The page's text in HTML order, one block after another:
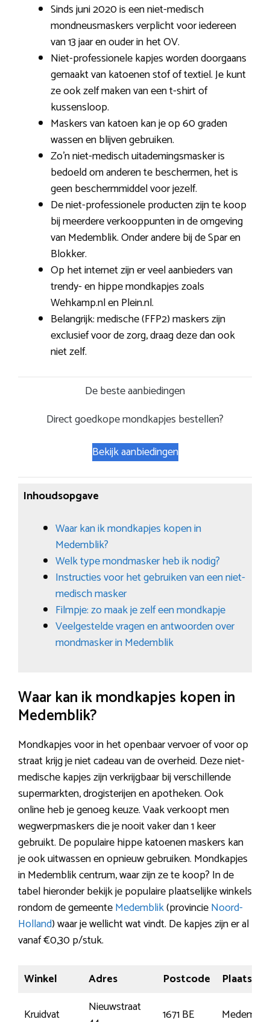
Sinds juni 2020 is een niet-medisch
mondneusmaskers verplicht voor iedereen
van 13 jaar en ouder in het OV.
Niet-professionele kapjes worden doorgaans
gemaakt van katoenen stof of textiel. Je kunt
ze ook zelf maken van een t-shirt of
kussensloop.
Maskers van katoen kan je op 60 graden
wassen en blijven gebruiken.
Zo’n niet-medisch uitademingsmasker is
bedoeld om anderen te beschermen, het is
geen beschermmiddel voor jezelf.
De niet-professionele producten zijn te koop
bij meerdere verkooppunten in de omgeving
van Medemblik. Onder andere bij de Spar en
Blokker.
Op het internet zijn er veel aanbieders van
trendy- en hippe mondkapjes zoals
Wehkamp.nl en Plein.nl.
Belangrijk: medische (FFP2) maskers zijn
exclusief voor de zorg, draag deze dan ook
niet zelf.
De beste aanbiedingen
Direct goedkope mondkapjes bestellen?
Bekijk aanbiedingen
Inhoudsopgave
Waar kan ik mondkapjes kopen in
Medemblik?
Welk type mondmasker heb ik nodig?
Instructies voor het gebruiken van een niet-
medisch masker
Filmpje: zo maak je zelf een mondkapje
Veelgestelde vragen en antwoorden over
mondmasker in Medemblik
Waar kan ik mondkapjes kopen in
Medemblik?
Mondkapjes voor in het openbaar vervoer of voor op
straat krijg je niet cadeau van de overheid. Deze niet-
medische kapjes zijn verkrijgbaar bij verschillende
supermarkten, drogisterijen en apotheken. Ook
online heb je genoeg keuze. Vaak verkoopt men
wegwerpmaskers die je nooit vaker dan 1 keer
gebruikt. De populaire hippe katoenen maskers kan
je ook uitwassen en opnieuw gebruiken. Mondkapjes
in Medemblik centrum, waar zijn ze te koop? In de
tabel hieronder bekijk je populaire plaatselijke winkels
rondom de gemeenteMedemblik(provincieNoord-
Holland) waar je wellicht wat vindt. De kapjes zijn er al
vanaf €0,30 p/stuk.
Winkel Adres Postcode
Plaats
Kruidvat
Nieuwstraat
1671 BE Medemblik